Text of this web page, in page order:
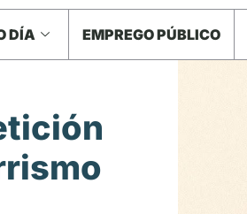
DÍA EMPREGO PÚBLICO